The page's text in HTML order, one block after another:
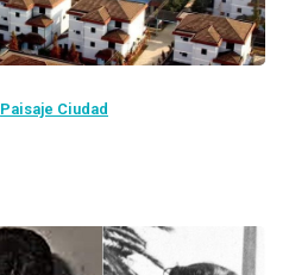
Paisaje Ciudad